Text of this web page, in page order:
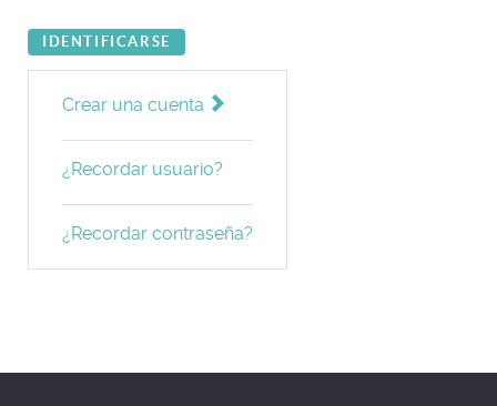
IDENTIFICARSE
Crear una cuenta
¿Recordar usuario?
¿Recordar contraseña?